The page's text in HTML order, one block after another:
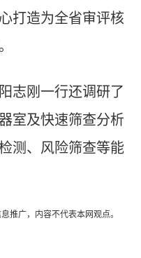
打造为全省审评核
刚一行还调研了
室及快速筛查分析
测、风险筛查等能
推广，内容不代表本网观点。